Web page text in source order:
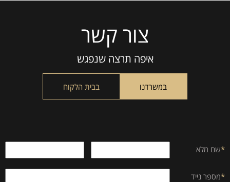
צור קשר
איפה תרצה שנפגש
במשרדנו בבית הלקוח
*שם מלא
*מספר נייד